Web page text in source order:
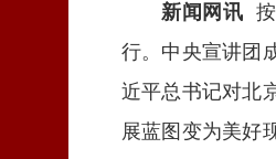
新闻网讯
行。中央宣讲团
近平总书记对北
展蓝图变为美好